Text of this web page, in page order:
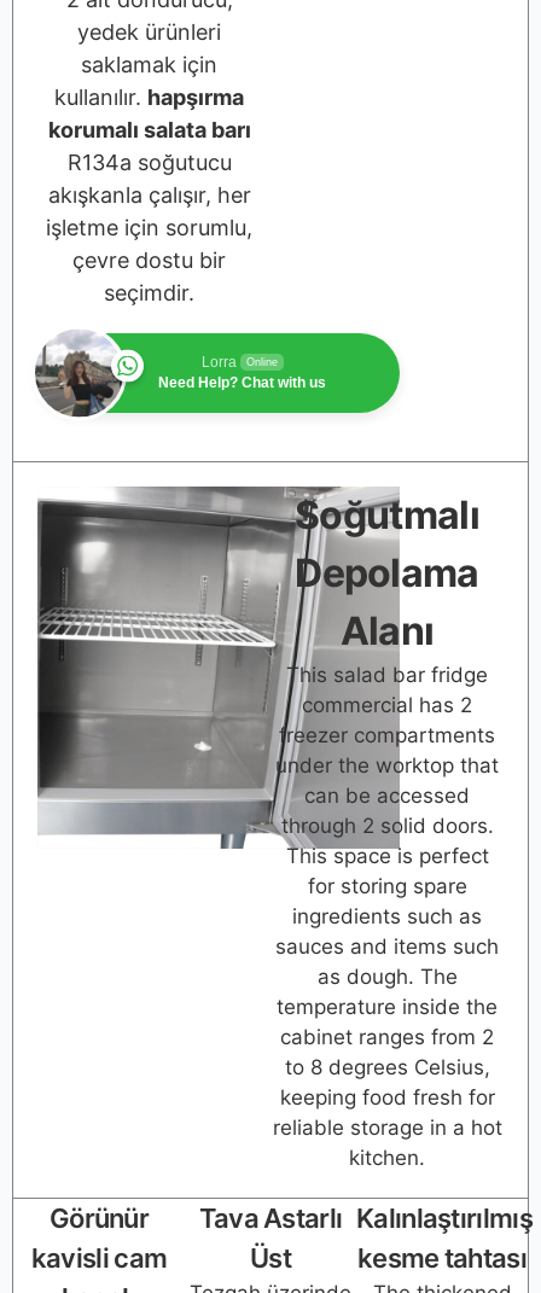
yedek ürünleri
saklamak için
kullanılır. hapşırma
korumalı salata barı
R134a soğutucu
akışkanla çalışır, her
işletme için sorumlu,
çevre dostu bir
seçimdir.
Lorra Online
Need Help? Chat with us
Soğutmalı
Depolama
Alanı
This salad bar fridge
commercial has 2
freezer compartments
under the worktop that
can be accessed
through 2 solid doors.
This space is perfect
for storing spare
ingredients such as
sauces and items such
as dough. The
temperature inside the
cabinet ranges from 2
to 8 degrees Celsius,
keeping food fresh for
reliable storage in a hot
kitchen.
Görünür
kavisli cam
Tava Astarlı
Üst
Kalınlaştırılmış
kesme tahtası